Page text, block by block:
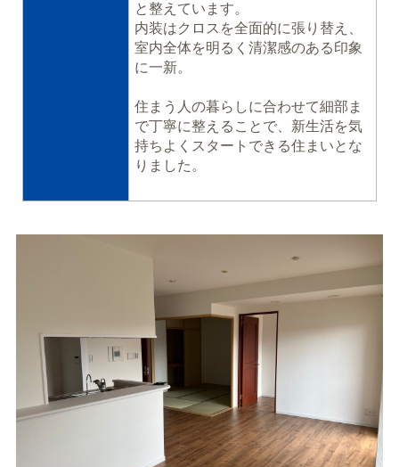
と整えています。
内装はクロスを全面的に張り替え、
室内全体を明るく清潔感のある印象
に一新。
住まう人の暮らしに合わせて細部ま
で丁寧に整えることで、新生活を気
持ちよくスタートできる住まいとな
りました。